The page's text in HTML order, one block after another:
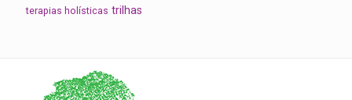
terapias holísticas trilhas